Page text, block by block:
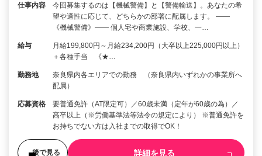
仕事内容
今回募集するのは【機械警備】と【警備輸送】。あなたの希
望や適性に応じて、どちらかの部署に配属します。 ――
《機械警備》―― 個人宅や商業施設、学校、一…
給与
月給199,800円～月給234,200円（大卒以上225,000円以上）
＋各種手当 《★…
勤務地
奈良県内各エリアでの勤務 （奈良県内いずれかの事業所へ
配属）
応募資格
要普通免許（AT限定可）／60歳未満（定年が60歳の為）／
高卒以上（※労働基準法等法令の規定により） ※普通免許を
お持ちでない方は入社までの取得でOK！
後で見る 詳細を見る